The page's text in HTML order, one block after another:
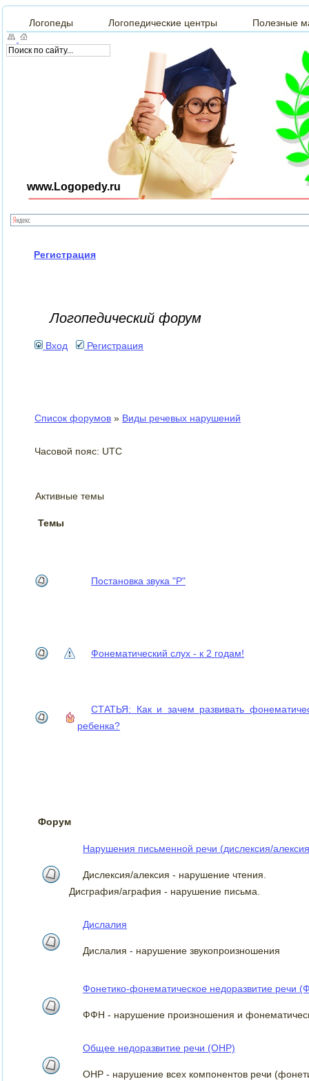
Логопеды Логопедические центры Полезные
www.Logopedy.ru
Регистрация
Логопедический форум
Вход Регистрация
Список форумов » Виды речевых нарушений
Часовой пояс: UTC
Активные темы
Темы
Постановка звука "Р"
Фонематический слух - к 2 годам!
СТАТЬЯ: Как и зачем развивать
ребенка?
Форум
Нарушения письменной речи (дислексия/
Дислексия/алексия - нарушение чтения.
Дисграфия/аграфия - нарушение письма.
Дислалия
Дислалия - нарушение звукопроизношения
Фонетико-фонематическое недоразвитие речи
ФФН - нарушение произношения и
Общее недоразвитие речи (ОНР)
ОНР - нарушение всех компонентов речи